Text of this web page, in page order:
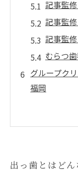
記事監
記事監
記事監
むらつ
グループク
福岡
出っ歯とはど